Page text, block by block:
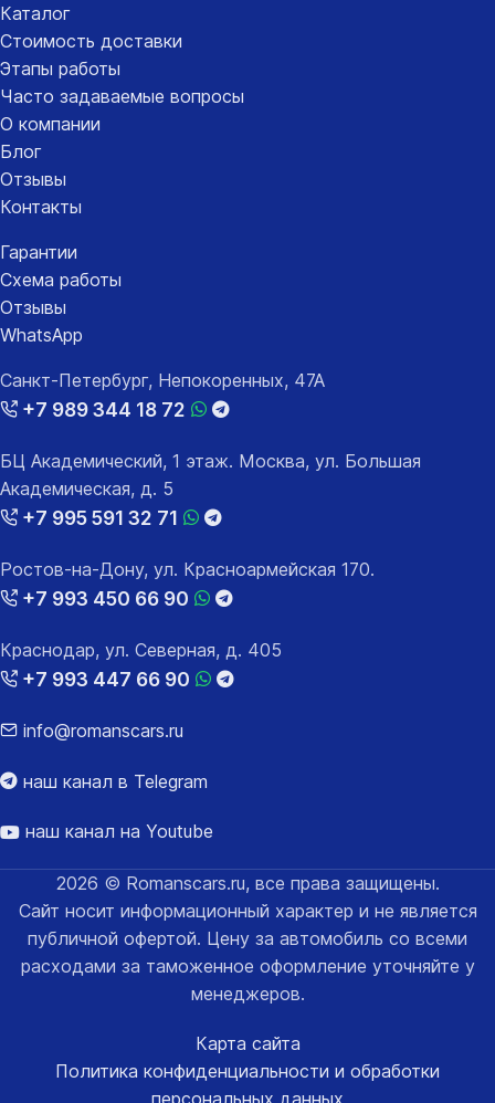
Каталог
Стоимость доставки
Этапы работы
Часто задаваемые вопросы
О компании
Блог
Отзывы
Контакты
Гарантии
Схема работы
Отзывы
WhatsApp
Санкт-Петербург, Непокоренных, 47А
+7 989 344 18 72
БЦ Академический, 1 этаж. Москва, ул. Большая
Академическая, д. 5
+7 995 591 32 71
Ростов-на-Дону, ул. Красноармейская 170.
+7 993 450 66 90
Краснодар, ул. Северная, д. 405
+7 993 447 66 90
info@romanscars.ru
наш канал в Telegram
наш канал на Youtube
2026 © Romanscars.ru, все права защищены.
Сайт носит информационный характер и не является
публичной офертой. Цену за автомобиль со всеми
расходами за таможенное оформление уточняйте у
менеджеров.
Карта сайта
Политика конфиденциальности и обработки
персональных данных